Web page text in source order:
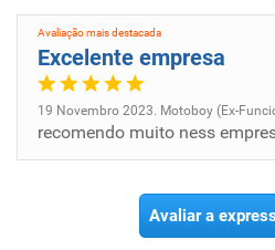
Avaliação mais destacada
Excelente empresa
19 Novembro 2023. Motoboy (Ex-
Avaliar a